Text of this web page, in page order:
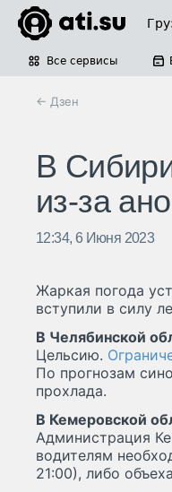
Все сервисы
← Дзен
В
из-за
12:34, 6 Июня 2023
Жаркая погода
вступили в силу
В Челябинской
Цельсию.
По прогнозам
прохлада.
В Кемеровской
Администрация
водителям
21:00), либо